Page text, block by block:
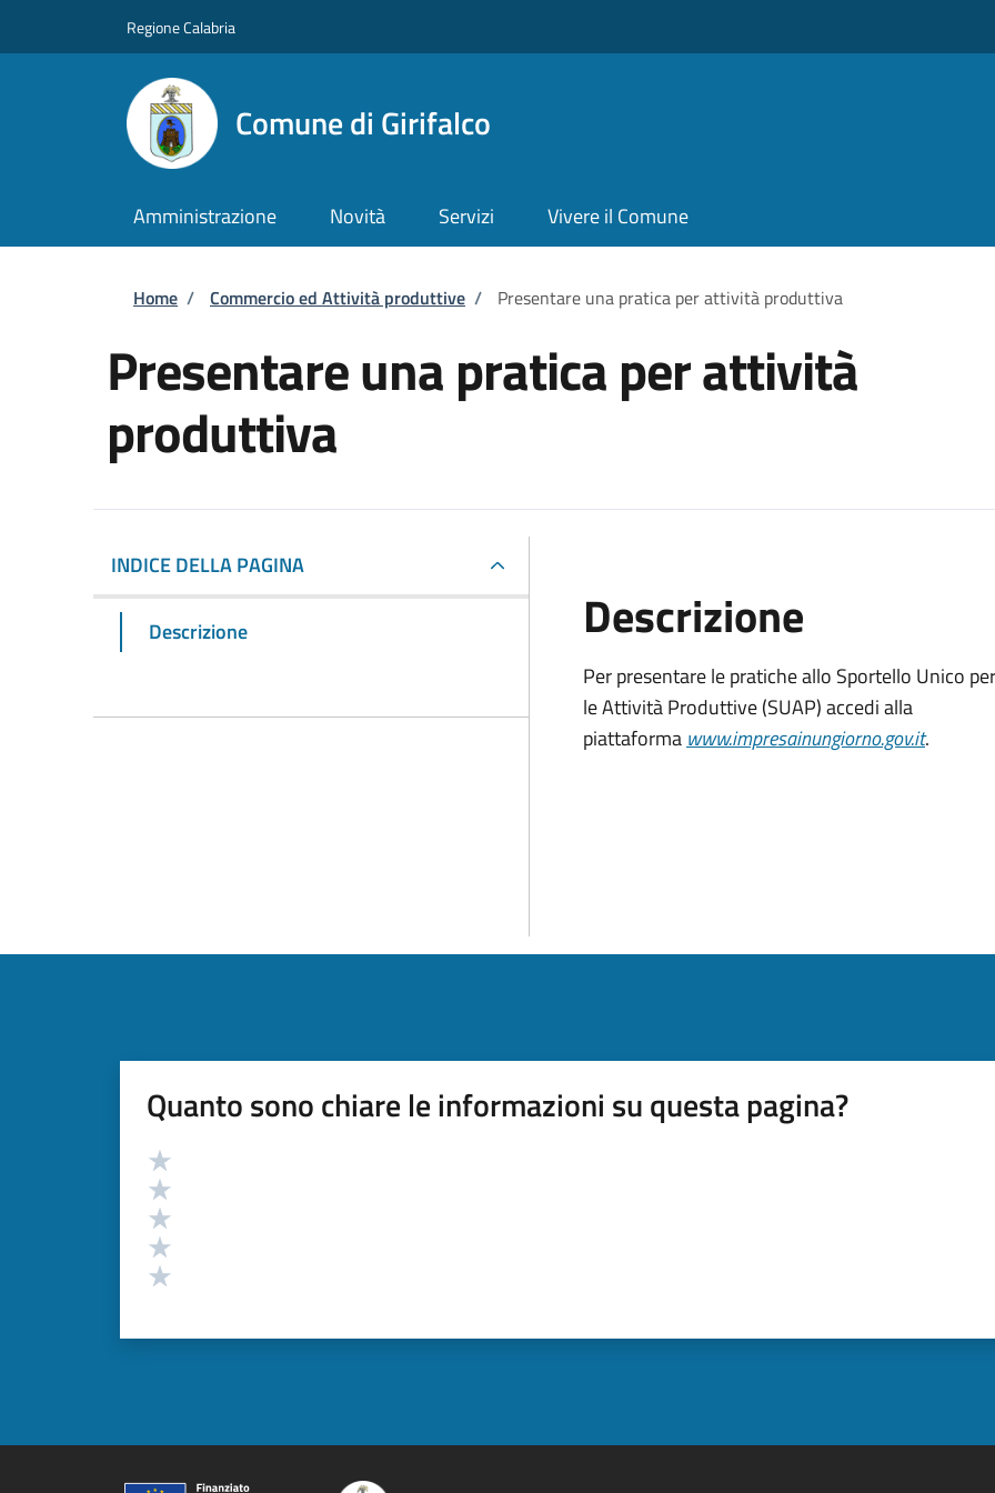
Regione Calabria
Comune di Girifalco
Amministrazione Novità Servizi Vivere il Comune
Briciole di pane
Home / Commercio ed Attività produttive / Presentare una pratica per attività produttiva
Presentare una pratica per attività
produttiva
INDICE DELLA PAGINA
Descrizione Descrizione
Per presentare le pratiche allo Sportello Unico per
le Attività Produttive (SUAP) accedi alla
piattaforma www.impresainungiorno.gov.it.
Quanto sono chiare le informazioni su questa pagina?
Valutazione